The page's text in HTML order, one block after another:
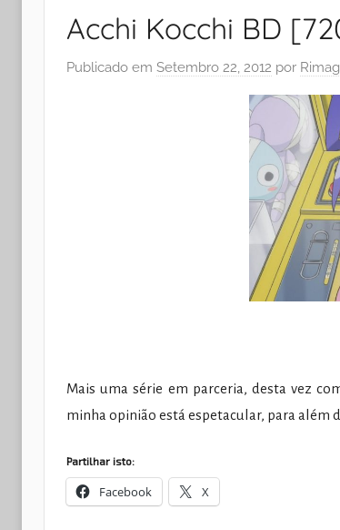
Acchi Kocchi BD
Publicado em Setembro 22, 2012 por
Mais uma série em parceria, desta vez
minha opinião está espetacular, para além
Partilhar isto:
Facebook X